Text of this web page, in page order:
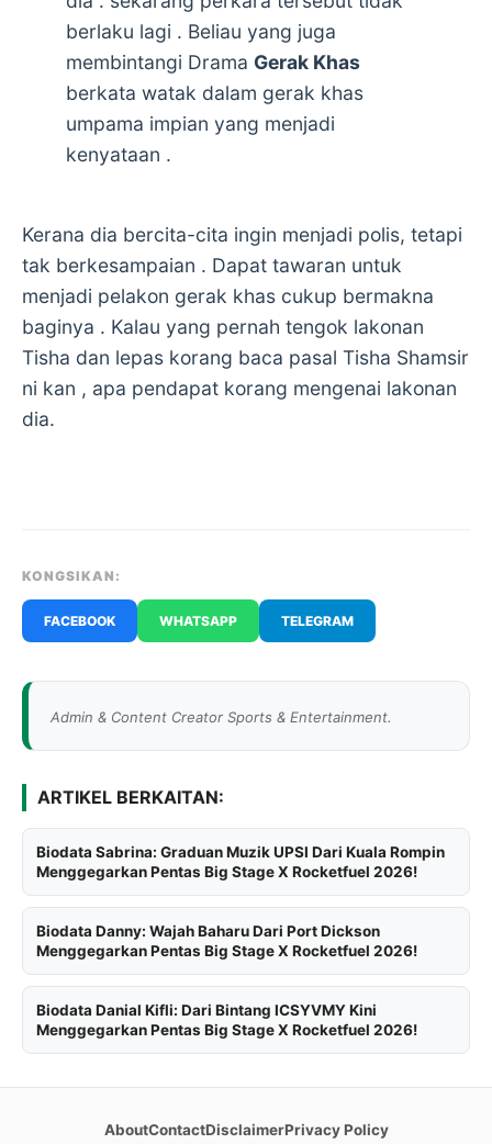
berlaku lagi . Beliau yang juga
membintangi Drama Gerak Khas
berkata watak dalam gerak khas
umpama impian yang menjadi
kenyataan .
Kerana dia bercita-cita ingin menjadi polis, tetapi
tak berkesampaian . Dapat tawaran untuk
menjadi pelakon gerak khas cukup bermakna
baginya . Kalau yang pernah tengok lakonan
Tisha dan lepas korang baca pasal Tisha Shamsir
ni kan , apa pendapat korang mengenai lakonan
dia.
KONGSIKAN:
FACEBOOK WHATSAPP TELEGRAM
Admin & Content Creator Sports & Entertainment.
ARTIKEL BERKAITAN:
Biodata Sabrina: Graduan Muzik UPSI Dari Kuala Rompin
Menggegarkan Pentas Big Stage X Rocketfuel 2026!
Biodata Danny: Wajah Baharu Dari Port Dickson
Menggegarkan Pentas Big Stage X Rocketfuel 2026!
Biodata Danial Kifli: Dari Bintang ICSYVMY Kini
Menggegarkan Pentas Big Stage X Rocketfuel 2026!
AboutContactDisclaimerPrivacy Policy